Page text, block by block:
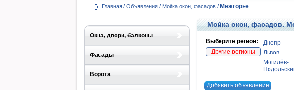
Главная / Объявления / Мойка окон, фасадов / Межгорье
Окна, двери, балконы
Фасады
Ворота
Мойка окон, фасадов.
Выберите регион:
Другие регионы
Днепр
Львов
Могилёв-
Добавить объявление